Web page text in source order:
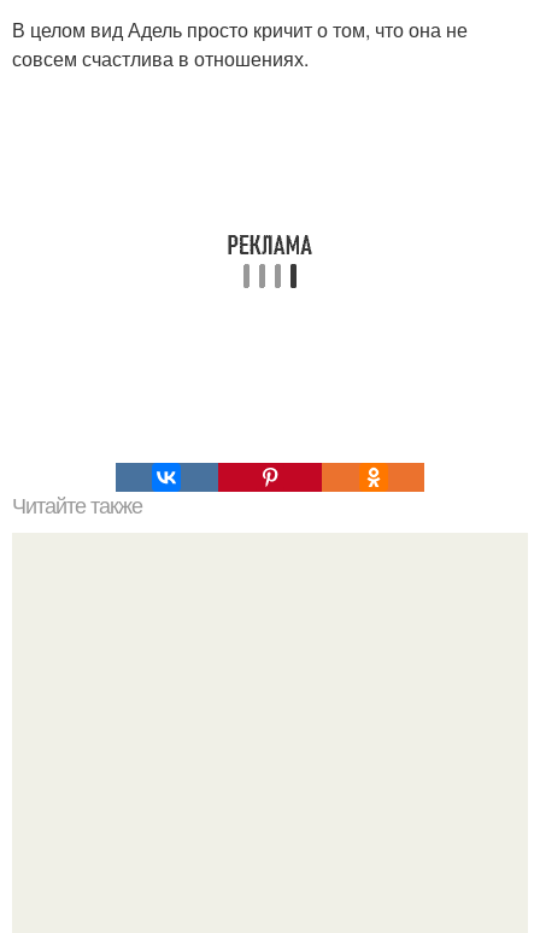
В целом вид Адель просто кричит о том, что она не
совсем счастлива в отношениях.
Читайте также